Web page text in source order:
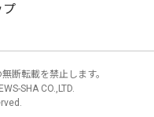
プ
断転載を禁止します。
SHA CO.,LTD.